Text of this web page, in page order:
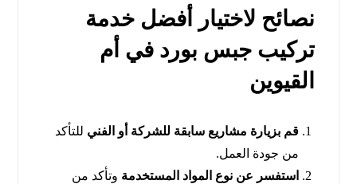
نصائح لاختيار أفضل خدمة
تركيب جبس بورد في أم
القيوين
قم بزيارة مشاريع سابقة للشركة أو الفني للتأكد
من جودة العمل.
استفسر عن نوع المواد المستخدمة وتأكد من